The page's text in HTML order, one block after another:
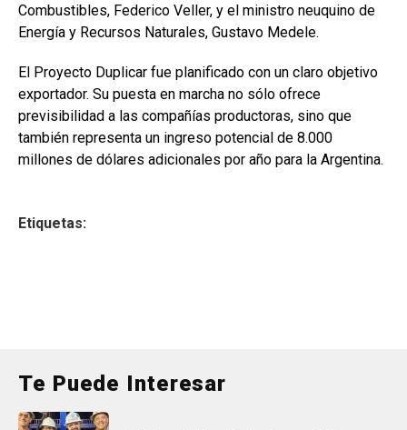
Combustibles, Federico Veller, y el ministro neuquino de
Energía y Recursos Naturales, Gustavo Medele.
El Proyecto Duplicar fue planificado con un claro objetivo
exportador. Su puesta en marcha no sólo ofrece
previsibilidad a las compañías productoras, sino que
también representa un ingreso potencial de 8.000
millones de dólares adicionales por año para la Argentina.
Etiquetas:
Te Puede Interesar